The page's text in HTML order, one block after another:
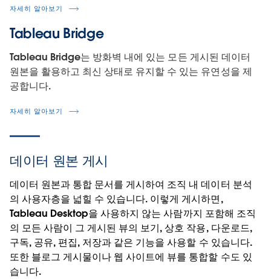
자세히 알아보기
Tableau Bridge
Tableau Bridge는 방화벽 내에 있는 모든 게시된 데이터
원본을 활용하고 최신 상태로 유지할 수 있는 유연성을 제
공합니다.
자세히 알아보기
데이터 원본 게시
데이터 원본과 통합 문서를 게시하여 조직 내 데이터 분석
의 사용자층을 넓힐 수 있습니다. 이렇게 게시하면,
Tableau Desktop을 사용하지 않는 사람까지 포함해 조직
의 모든 사람이 그 게시된 뷰의 보기, 상호 작용, 다운로드,
구독, 공유, 편집, 저장과 같은 기능을 사용할 수 있습니다.
또한 블로그 게시물이나 웹 사이트에 뷰를 통합할 수도 있
습니다.